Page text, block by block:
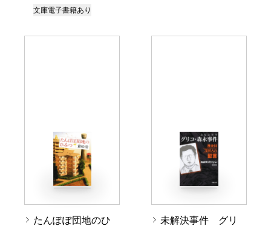
文庫電子書籍あり
たんぽぽ団地のひ
未解決事件 グリ